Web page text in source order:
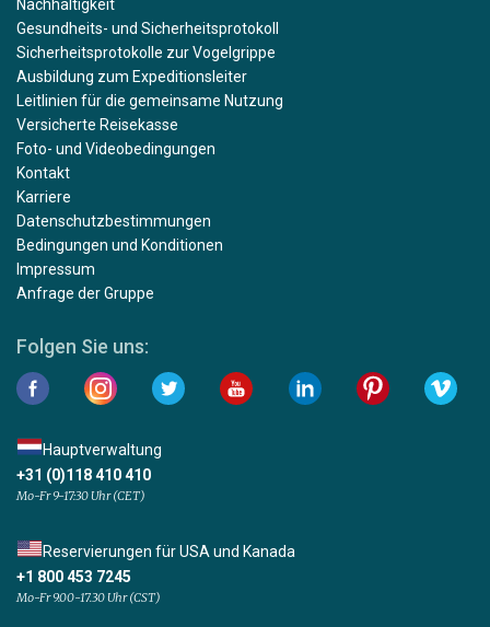
Nachhaltigkeit
Gesundheits- und Sicherheitsprotokoll
Sicherheitsprotokolle zur Vogelgrippe
Ausbildung zum Expeditionsleiter
Leitlinien für die gemeinsame Nutzung
Versicherte Reisekasse
Foto- und Videobedingungen
Kontakt
Karriere
Datenschutzbestimmungen
Bedingungen und Konditionen
Impressum
Anfrage der Gruppe
Folgen Sie uns:
Hauptverwaltung
+31 (0)118 410 410
Mo-Fr 9-17:30 Uhr (CET)
Reservierungen für USA und Kanada
+1 800 453 7245
Mo-Fr 9.00-17.30 Uhr (CST)